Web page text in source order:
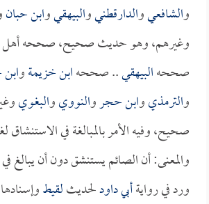
والشافعيوالدارقطنيوالبيهقيوابن حبان
وغيرهم، وهو حديث صحيح، صححه أهل
صححهالبيهقي.. صححهابن خزيمةو
والترمذيوابن حجروالنوويوالبغوي
صحيح، وفيه الأمر بالمبالغة في الاستنشاق
والمعنى: أن الصائم يستنشق دون أن يبالغ
ورد في روايةأبي داودلحديثلقيط